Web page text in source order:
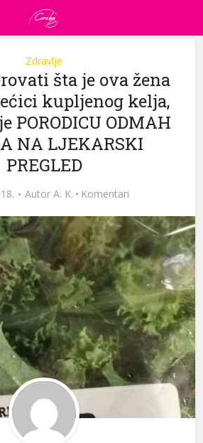
Zdravlje
šta je ova žena
kupljenog kelja,
PORODICU ODMAH
NA LJEKARSKI
PREGLED
Autor A. K. · Komentari